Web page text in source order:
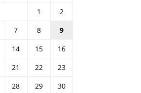
1
2
7 8
9
14 15
16
21 22
23
28 29
30